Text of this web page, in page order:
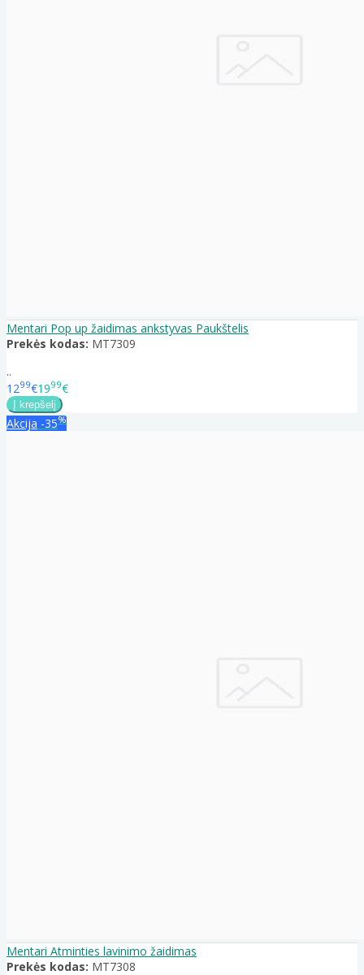
Mentari Pop up žaidimas ankstyvas Paukštelis
Prekės kodas: MT7309
..
1299€1999€
Akcija -35%
Mentari Atminties lavinimo žaidimas
Prekės kodas: MT7308